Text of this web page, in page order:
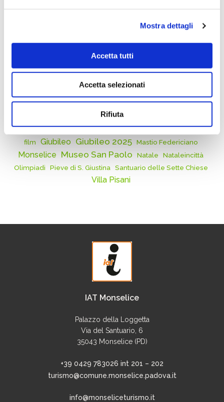
Mostra dettagli
Accetta tutti
Accetta selezionati
Rifiuta
Proiezione
Rassegna letteraria
Biblioteca San Biagio di Monselice
Chiesa di Monticelli Cinema Concerto Fiammaolimpica
film
Giubileo Giubileo 2025 Mastio Federiciano
Monselice Museo San Paolo Natale
Nataleincittà
Olimpiadi
Pieve di S. Giustina Santuario delle Sette Chiese
Villa Pisani
IAT Monselice
Palazzo della Loggetta
Via del Santuario, 6
35043 Monselice (PD)
+39 0429 783026 int 201 – 202
turismo@comune.monselice.padova.it
info@monseliceturismo.it